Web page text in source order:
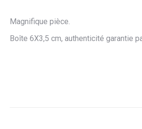
Magnifique pièce.
Boîte 6X3,5 cm, authenticité garantie